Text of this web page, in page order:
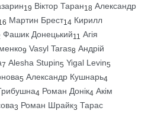
19 Віктор Таран18 Александр
Мартин Брест14 Кирилл
Фашик Донецький11 Агія
9 Vasyl Taras8 Андрій
7 Alesha Stupin5 Yigal Levin5
5 Александр Кушнарь4
4 Роман Донік4 Акім
3 Роман Шрайк3 Тарас